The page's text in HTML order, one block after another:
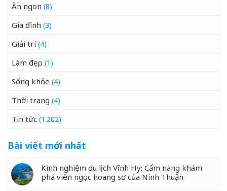
Ăn ngon (8)
Gia đình (3)
Giải trí(4)
Làm đẹp (1)
Sống khỏe (4)
Thời trang (4)
Tin tức (1.202)
Bài viết mới nhất
Kinh nghiệm du lịch Vĩnh Hy: Cẩm nang khám
phá viên ngọc hoang sơ của Ninh Thuận